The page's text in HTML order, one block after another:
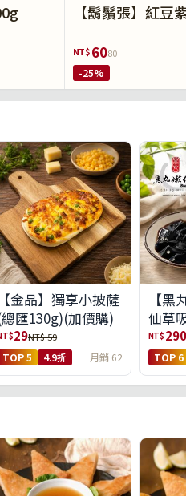
【鬍鬚張】紅豆
NT$6080
-25%
【金品】獨享小披薩
匯130g)(加價購)
29NT$ 59
TOP 5 4.9折 月銷 62
【
仙草
(免運
貨)
NT$ 290
TOP 6